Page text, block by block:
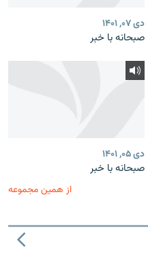
دی ۰۷, ۱۴۰۱
صبحانه با خبر
دی ۰۵, ۱۴۰۱
صبحانه با خبر
از همین مجموعه